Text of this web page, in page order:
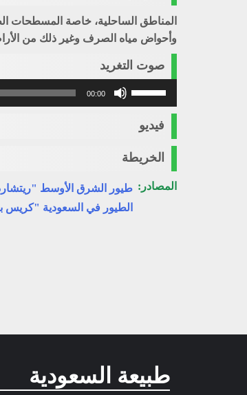
المناطق الساحلية، خاصة المسطحات
وأحواض مياه الصرف وغير ذلك من
صوت التغريد
00:00
الأسهم
أعلى/
أسفل
لزيادة
أو
خفض
فيديو
الخريطة
المصادر: طيور الشرق الأوسط
الطيور في السعودية "كريس
طبيعة السعودية